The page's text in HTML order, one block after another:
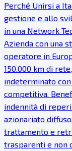
Perché Unirsi a
gestione e allo
in una Network
Azienda con una
operatore in
150.000 km di
indeterminato con
competitiva.
indennità di
azionariato
trattamento e
trasparenti e non